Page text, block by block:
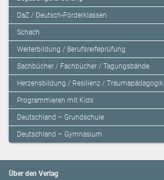
DaZ / Deutsch-Förderklassen
Schach
Weiterbildung / Berufsreifeprüfung
Sachbücher / Fachbücher / Tagungsbände
Herzensbildung / Resilienz / Traumapädagogik
Programmieren mit Kids
Deutschland – Grundschule
Deutschland – Gymnasium
Über den Verlag